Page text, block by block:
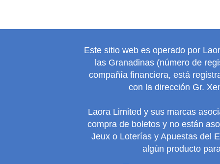
Este sitio web es operado por
las Granadinas (número de
compañía financiera, está
con la dirección Gr.
Laora Limited y sus marcas
compra de boletos y no están
Jeux o Loterías y Apuestas del
algún producto